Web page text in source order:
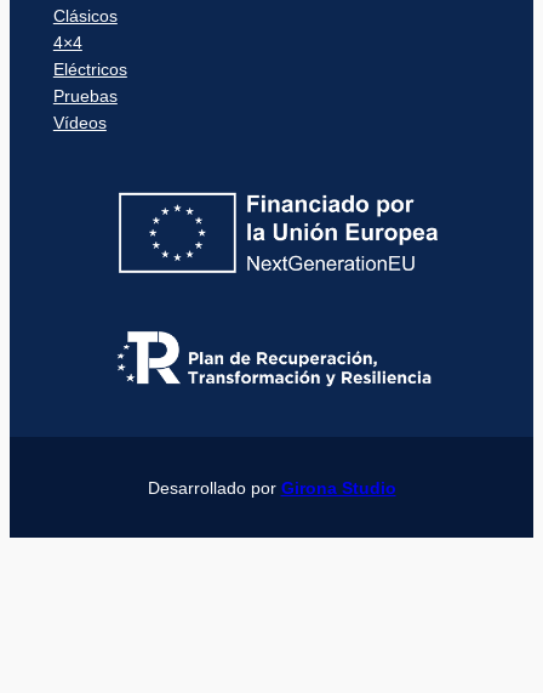
Clásicos
4×4
Eléctricos
Pruebas
Vídeos
Desarrollado por Girona Studio